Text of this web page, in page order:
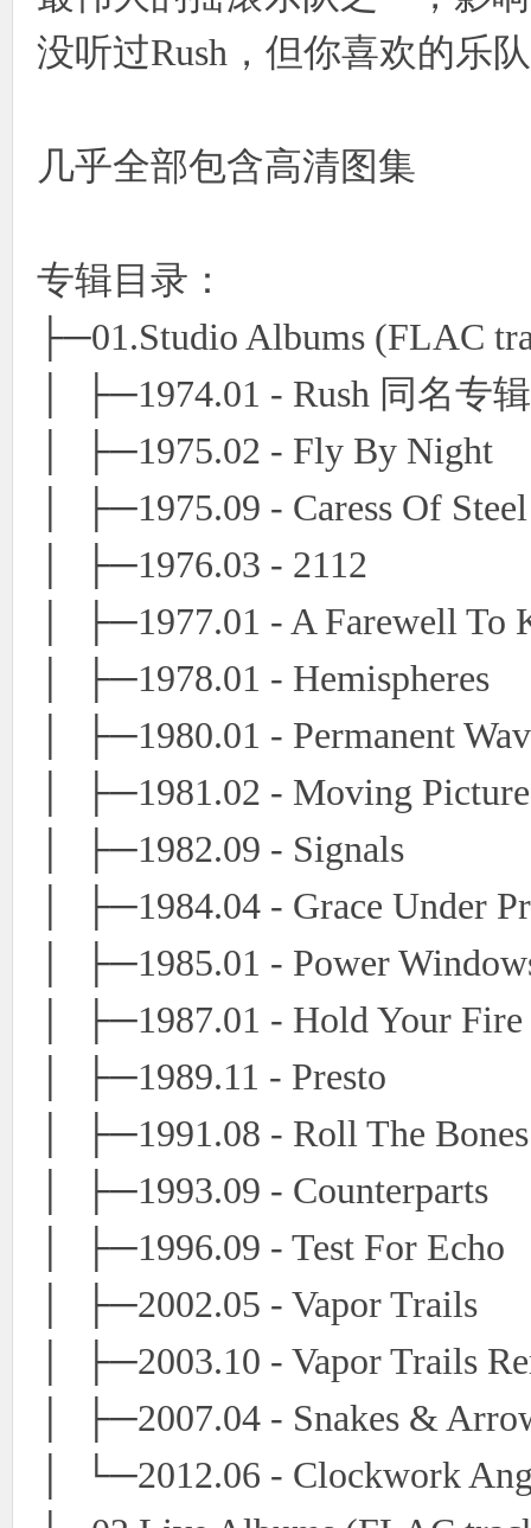
没听过Rush，但你喜欢的乐
几乎全部包含高清图集
专辑目录：
├─01.Studio Albums (FLAC
│ ├─1974.01 - Rush 同名专辑
│ ├─1975.02 - Fly By Night
│ ├─1975.09 - Caress Of Steel
│ ├─1976.03 - 2112
│ ├─1977.01 - A Farewell To
│ ├─1978.01 - Hemispheres
│ ├─1980.01 - Permanent
│ ├─1981.02 - Moving
│ ├─1982.09 - Signals
│ ├─1984.04 - Grace Under
│ ├─1985.01 - Power
│ ├─1987.01 - Hold Your Fire
│ ├─1989.11 - Presto
│ ├─1991.08 - Roll The Bones
│ ├─1993.09 - Counterparts
│ ├─1996.09 - Test For Echo
│ ├─2002.05 - Vapor Trails
│ ├─2003.10 - Vapor Trails
│ ├─2007.04 - Snakes &
│ └─2012.06 - Clockwork